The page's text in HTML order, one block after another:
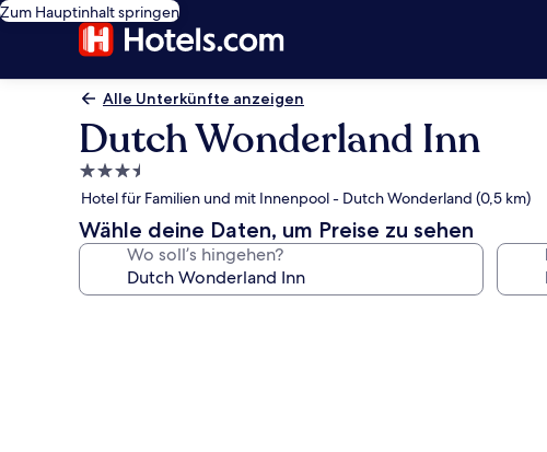
Zum Hauptinhalt springen
Alle Unterkünfte anzeigen
Dutch Wonderland Inn
3.5-
Sterne-
Unterkunft
Hotel für Familien und mit Innenpool - Dutch Wonderland (0,5 km)
Wähle deine Daten, um Preise zu sehen
Wo soll’s hingehen?